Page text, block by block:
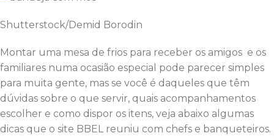
Shutterstock/Demid Borodin
Montar uma mesa de frios para receber os amigos e os
familiares numa ocasião especial pode parecer simples
para muita gente, mas se você é daqueles que têm
dúvidas sobre o que servir, quais acompanhamentos
escolher e como dispor os itens, veja abaixo algumas
dicas que o site BBEL reuniu com chefs e banqueteiros.